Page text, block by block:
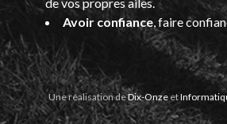
Avoir confiance , faire
Une réalisation deDix-Onzeet